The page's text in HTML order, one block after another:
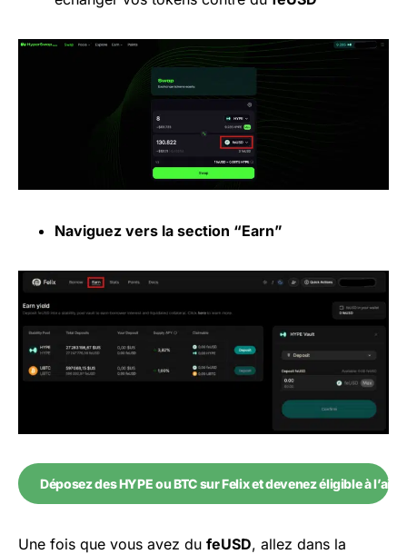
Naviguez vers la section “Earn”
Déposez des HYPE ou BTC sur Felix et devenez éligible à
Une fois que vous avez du feUSD, allez dans la